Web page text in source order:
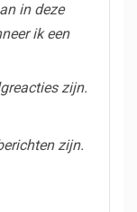
in deze
ik een
zijn.
zijn.